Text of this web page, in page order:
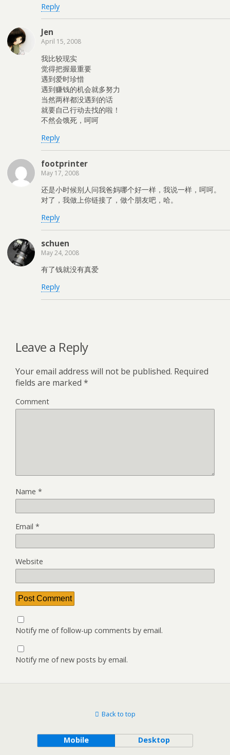
Reply
Jen
April 15, 2008
我比较现实
觉得把握最重要
遇到爱时珍惜
遇到赚钱的机会就多努力
当然两样都没遇到的话
就要自己行动去找的啦！
不然会饿死，呵呵
Reply
footprinter
May 17, 2008
还是小时候别人问我爸妈哪个好一样，我说一样，呵呵。
对了，我做上你链接了，做个朋友吧，哈。
Reply
schuen
May 24, 2008
有了钱就没有真爱
Reply
Leave a Reply
Your email address will not be published. Required
fields are marked *
Comment
Name *
Email *
Website
Notify me of follow-up comments by email.
Notify me of new posts by email.
Back to top
Mobile Desktop